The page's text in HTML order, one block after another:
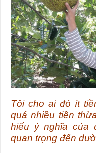
Tôi cho ai đó ít
quá nhiều tiền
hiểu ý nghĩa của
quan trọng đến